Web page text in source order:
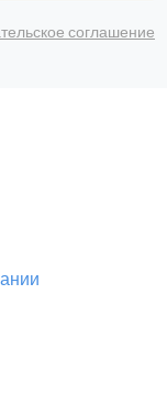
соглашение